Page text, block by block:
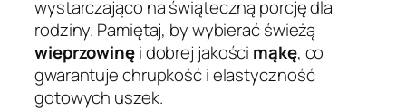
wystarczająco na świąteczną porcję dla
rodziny. Pamiętaj, by wybierać świeżą
wieprzowinęi dobrej jakości mąkę, co
gwarantuje chrupkość i elastyczność
gotowych uszek.